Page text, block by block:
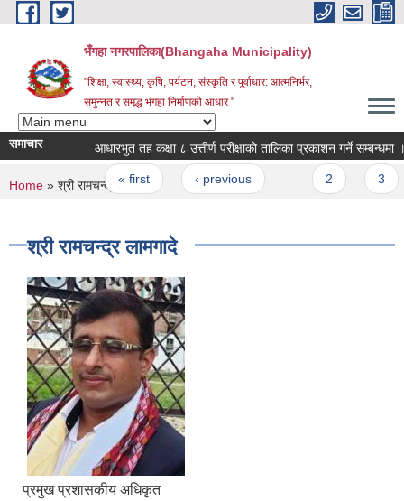
Skip to main content
भँगहा नगरपालिका(Bhangaha Municipality)
"शिक्षा, स्वास्थ्य, कृषि, पर्यटन, संस्कृति र पूर्वाधार: आत्मनिर्भर,
समुन्नत र समृद्ध भंगहा निर्माणको आधार "
समाचार आधारभुत तह कक्षा ८ उत्तीर्ण परीक्षाको तालिका प्रकाशन गर्ने सम्बन्धमा ।
Pages
« first ‹ previous
You are here
Home » श्री रामचन्द्र लामगादे
श्री रामचन्द्र लामगादे
प्रमुख प्रशासकीय अधिकृत